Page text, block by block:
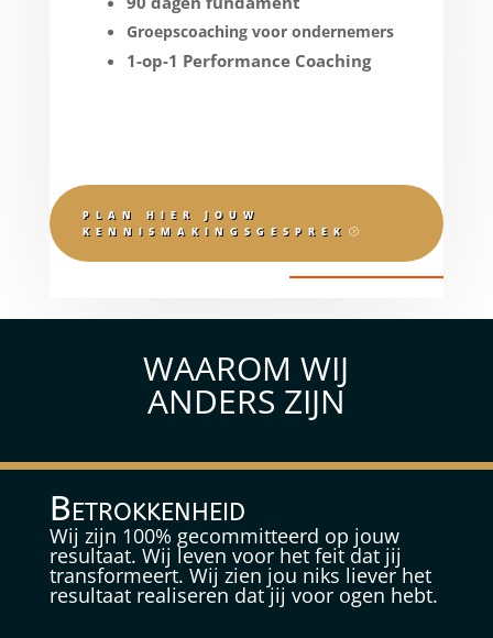
Groepscoaching voor ondernemers
1-op-1 Performance Coaching
PLAN HIER JOUW
KENNISMAKINGSGESPREK
WAAROM WIJ
ANDERS ZIJN
Betrokkenheid
Wij zijn 100% gecommitteerd op jouw
resultaat. Wij leven voor het feit dat jij
transformeert. Wij zien jou niks liever het
resultaat realiseren dat jij voor ogen hebt.